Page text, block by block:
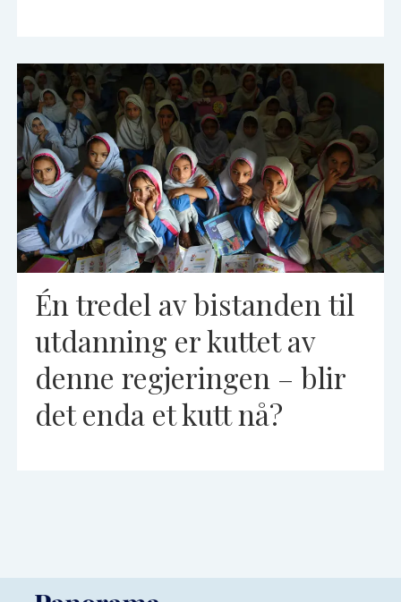
Én tredel av bistanden til
utdanning er kuttet av
denne regjeringen – blir
det enda et kutt nå?